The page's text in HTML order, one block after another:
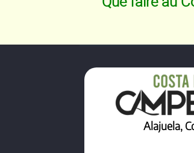
l’article
Alajuela,